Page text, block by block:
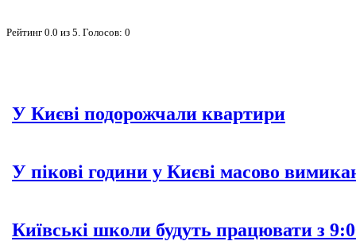
Рейтинг 0.0 из 5. Голосов: 0
У Києві подорожчали квартири
У пікові години у Києві масово
Київські школи будуть працювати з